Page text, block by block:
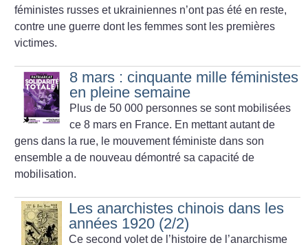
féministes russes et ukrainiennes n’ont pas été en reste,
contre une guerre dont les femmes sont les premières
victimes.
8 mars : cinquante mille féministes
en pleine semaine
Plus de 50 000 personnes se sont mobilisées
ce 8 mars en France. En mettant autant de
gens dans la rue, le mouvement féministe dans son
ensemble a de nouveau démontré sa capacité de
mobilisation.
Les anarchistes chinois dans les
années 1920 (2/2)
Ce second volet de l’histoire de l’anarchisme